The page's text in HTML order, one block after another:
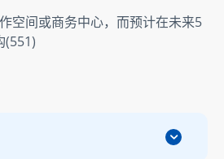
空间或商务中心，而预计在未来5
(551)